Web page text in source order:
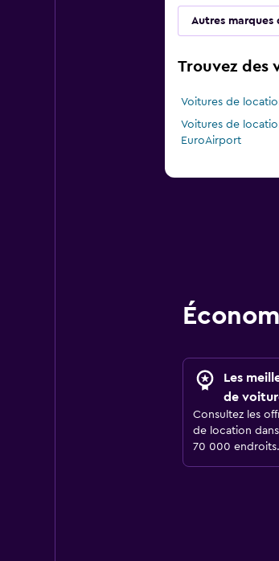
Autres marques
Trouvez des
Voitures de
Voitures de
EuroAirport
Les
de
Consultez les
de location
70 000 endroits.